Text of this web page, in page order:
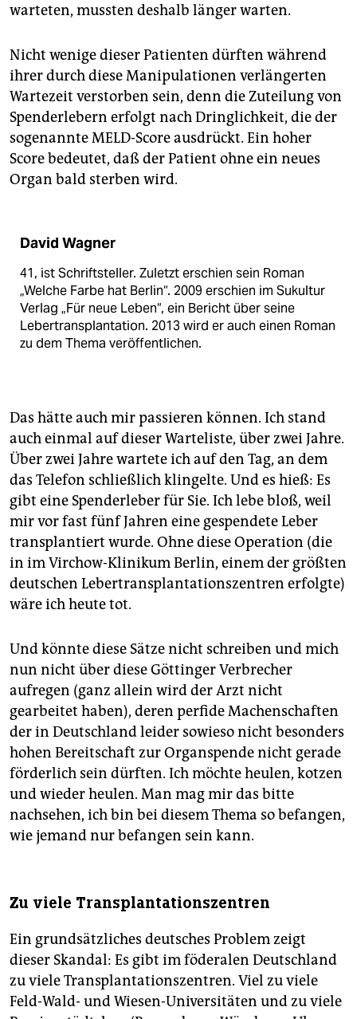
warteten, mussten deshalb länger warten.
Nicht wenige dieser Patienten dürften während
ihrer durch diese Manipulationen verlängerten
Wartezeit verstorben sein, denn die Zuteilung von
Spenderlebern erfolgt nach Dringlichkeit, die der
sogenannte MELD-Score ausdrückt. Ein hoher
Score bedeutet, daß der Patient ohne ein neues
Organ bald sterben wird.
David Wagner
41, ist Schriftsteller. Zuletzt erschien sein Roman
„Welche Farbe hat Berlin“. 2009 erschien im Sukultur
Verlag „Für neue Leben“, ein Bericht über seine
Lebertransplantation. 2013 wird er auch einen Roman
zu dem Thema veröffentlichen.
Das hätte auch mir passieren können. Ich stand
auch einmal auf dieser Warteliste, über zwei Jahre.
Über zwei Jahre wartete ich auf den Tag, an dem
das Telefon schließlich klingelte. Und es hieß: Es
gibt eine Spenderleber für Sie. Ich lebe bloß, weil
mir vor fast fünf Jahren eine gespendete Leber
transplantiert wurde. Ohne diese Operation (die
in im Virchow-Klinikum Berlin, einem der größten
deutschen Lebertransplantationszentren erfolgte)
wäre ich heute tot.
Und könnte diese Sätze nicht schreiben und mich
nun nicht über diese Göttinger Verbrecher
aufregen (ganz allein wird der Arzt nicht
gearbeitet haben), deren perfide Machenschaften
der in Deutschland leider sowieso nicht besonders
hohen Bereitschaft zur Organspende nicht gerade
förderlich sein dürften. Ich möchte heulen, kotzen
und wieder heulen. Man mag mir das bitte
nachsehen, ich bin bei diesem Thema so befangen,
wie jemand nur befangen sein kann.
Zu viele Transplantationszentren
Ein grundsätzliches deutsches Problem zeigt
dieser Skandal: Es gibt im föderalen Deutschland
zu viele Transplantationszentren. Viel zu viele
Feld-Wald- und Wiesen-Universitäten und zu viele